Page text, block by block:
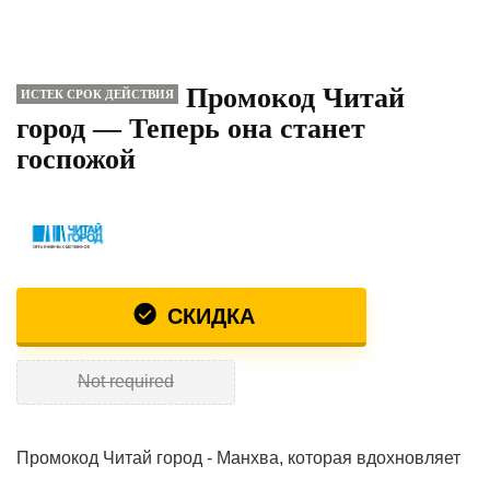
ИСТЕК СРОК ДЕЙСТВИЯ
Промокод Читай
город — Теперь она станет
госпожой
СКИДКА
Not required
Промокод Читай город - Манхва, которая вдохновляет